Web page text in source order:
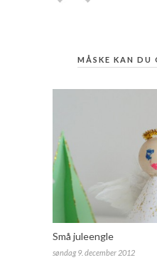
MÅSKE KAN DU
Små juleengle
søndag 9. december 2012